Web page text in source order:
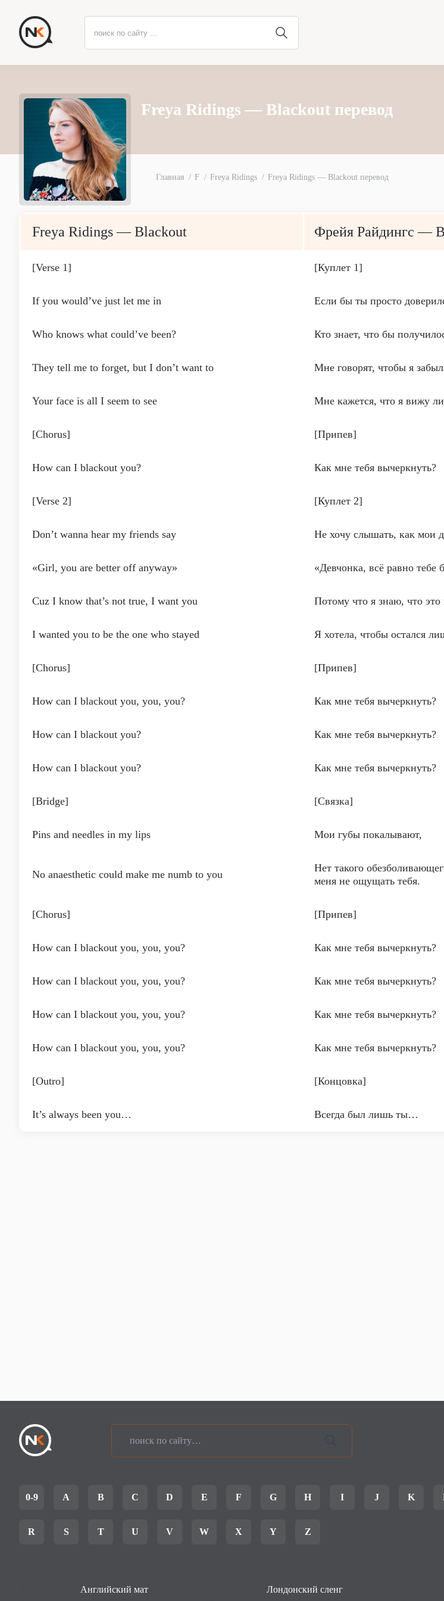
Freya Ridings — Blackout перевод
Главная F Freya Ridings Freya Ridings — Blackout перевод
Freya Ridings — Blackout Фрейя Райдингс —
[Verse 1] [Куплет 1]
If you would’ve just let me in Если бы ты просто
Who knows what could’ve been? Кто знает, что бы
They tell me to forget, but I don’t want to Мне говорят, чтобы я
Your face is all I seem to see Мне кажется, что я вижу
[Chorus] [Припев]
How can I blackout you? Как мне тебя вычеркнуть?
[Verse 2] [Куплет 2]
Don’t wanna hear my friends say Не хочу слышать, как мои
«Girl, you are better off anyway» «Девчонка, всё равно тебе
Cuz I know that’s not true, I want you Потому что я знаю, что это
I wanted you to be the one who stayed Я хотела, чтобы остался
[Chorus] [Припев]
How can I blackout you, you, you? Как мне тебя вычеркнуть?
How can I blackout you? Как мне тебя вычеркнуть?
How can I blackout you? Как мне тебя вычеркнуть?
[Bridge] [Связка]
Pins and needles in my lips Мои губы покалывают,
No anaesthetic could make me numb to you
Нет такого
меня не ощущать тебя.
[Chorus] [Припев]
How can I blackout you, you, you? Как мне тебя вычеркнуть?
How can I blackout you, you, you? Как мне тебя вычеркнуть?
How can I blackout you, you, you? Как мне тебя вычеркнуть?
How can I blackout you, you, you? Как мне тебя вычеркнуть?
[Outro] [Концовка]
It’s always been you… Всегда был лишь ты…
0-9 A B C D E F G H I J K
R S T U V W X Y Z
Английский мат Лондонский сленг